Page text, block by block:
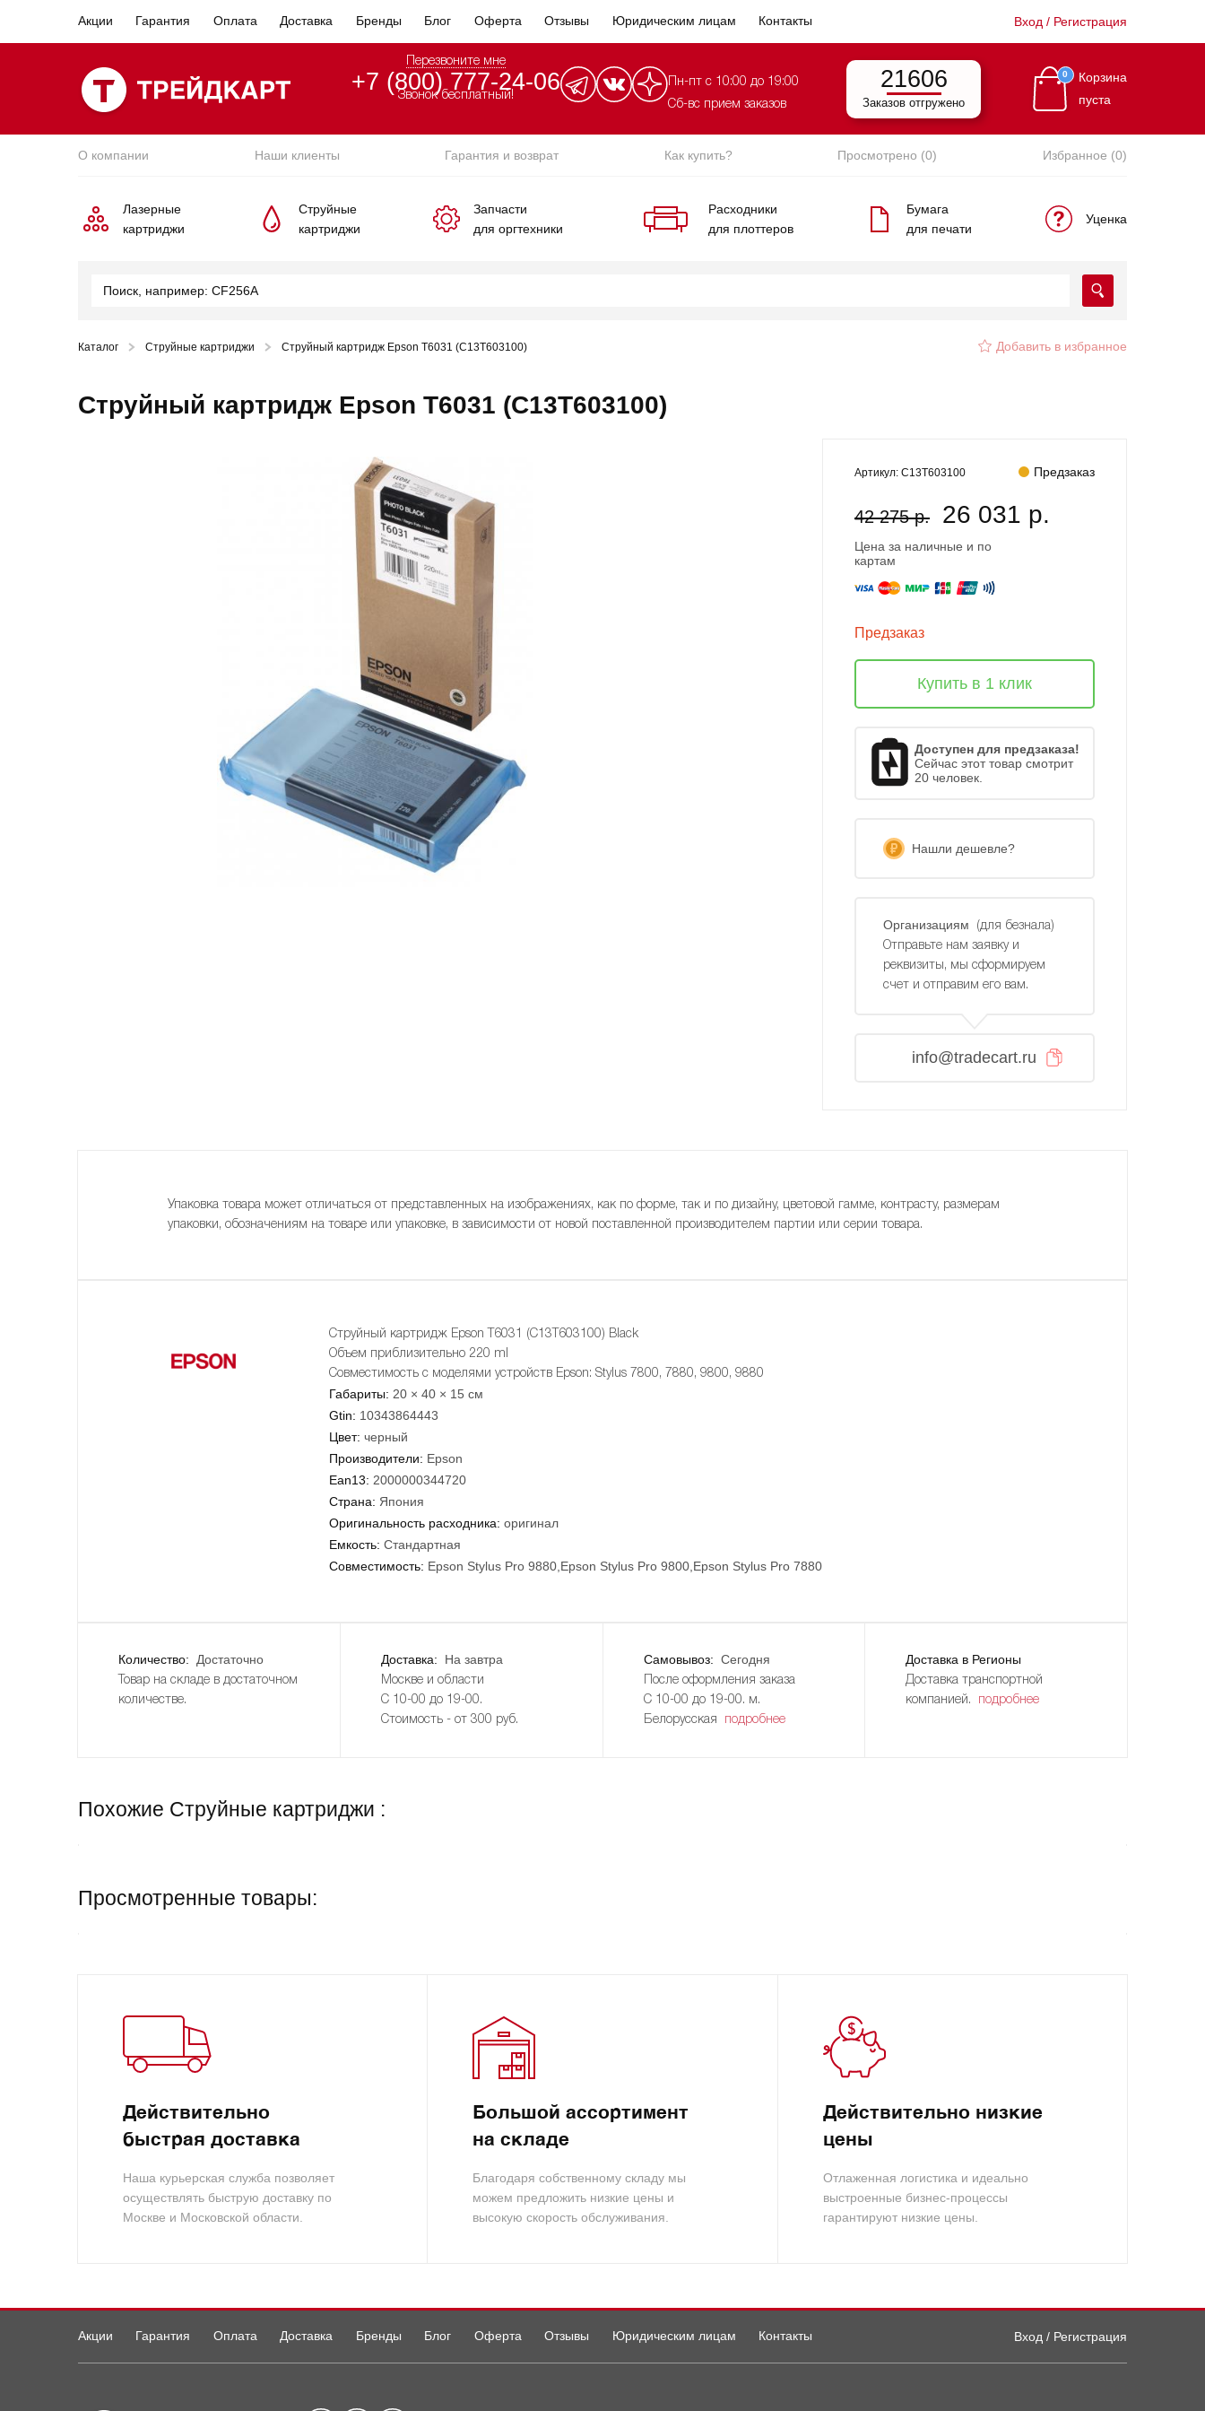
Акции Гарантия Оплата Доставка Бренды Блог Оферта Отзывы Юридическим лицам Контакты Вход / Регистрация
Перезвоните мне
+7 (800) 777-24-06
Звонок бесплатный!
Пн-пт с 10:00 до 19:00
Сб-вс прием заказов
21606
Заказов отгружено
0
Корзина
пуста
О компании Наши клиенты Гарантия и возврат Как купить? Просмотрено (0) Избранное (0)
Лазерные
картриджи
Струйные
картриджи
Запчасти
для оргтехники
Расходники
для плоттеров
Бумага
для печати
Уценка
Каталог Струйные картриджи Струйный картридж Epson T6031 (C13T603100) Добавить в избранное
Струйный картридж Epson T6031 (C13T603100)
Артикул: C13T603100 Предзаказ
42 275 р. 26 031 р.
Цена за наличные и по
картам
Предзаказ
Купить в 1 клик
Доступен для предзаказа!
Сейчас этот товар смотрит
20 человек.
Нашли дешевле?
Организациям
(для безнала)
Отправьте нам заявку и
реквизиты, мы сформируем
счет и отправим его вам.
info@tradecart.ru
Упаковка товара может отличаться от представленных на изображениях, как по форме, так и по дизайну, цветовой гамме, контрасту, размерам
упаковки, обозначениям на товаре или упаковке, в зависимости от новой поставленной производителем партии или серии товара.
Струйный картридж Epson T6031 (C13T603100) Black
Объем приблизительно 220 ml
Совместимость с моделями устройств Epson: Stylus 7800, 7880, 9800, 9880
Габариты: 20 × 40 × 15 см
Gtin: 10343864443
Цвет: черный
Производители: Epson
Ean13: 2000000344720
Страна: Япония
Оригинальность расходника: оригинал
Емкость: Стандартная
Совместимость: Epson Stylus Pro 9880,Epson Stylus Pro 9800,Epson Stylus Pro 7880
Количество: Достаточно
Товар на складе в достаточном
количестве.
Доставка: На завтра
Москве и области
С 10-00 до 19-00.
Стоимость - от 300 руб.
Самовывоз: Сегодня
После оформления заказа
С 10-00 до 19-00. м.
Белорусская
подробнее
Доставка в Регионы
Доставка транспортной
компанией. подробнее
Похожие Струйные картриджи :
Просмотренные товары:
Действительно
быстрая доставка
Наша курьерская служба позволяет
осуществлять быструю доставку по
Москве и Московской области.
Большой ассортимент
на складе
Благодаря собственному складу мы
можем предложить низкие цены и
высокую скорость обслуживания.
Действительно низкие
цены
Отлаженная логистика и идеально
выстроенные бизнес-процессы
гарантируют низкие цены.
Акции Гарантия Оплата Доставка Бренды Блог Оферта Отзывы Юридическим лицам Контакты Вход / Регистрация